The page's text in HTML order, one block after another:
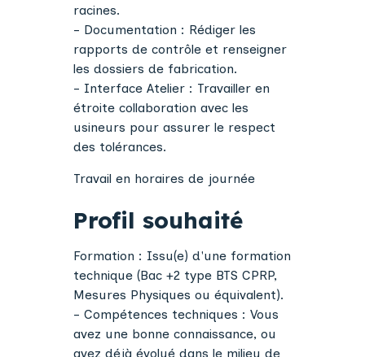
racines.
- Documentation : Rédiger les
rapports de contrôle et renseigner
les dossiers de fabrication.
- Interface Atelier : Travailler en
étroite collaboration avec les
usineurs pour assurer le respect
des tolérances.
Travail en horaires de journée
Profil souhaité
Formation : Issu(e) d'une formation
technique (Bac +2 type BTS CPRP,
Mesures Physiques ou équivalent).
- Compétences techniques : Vous
avez une bonne connaissance, ou
avez déjà évolué dans le milieu de